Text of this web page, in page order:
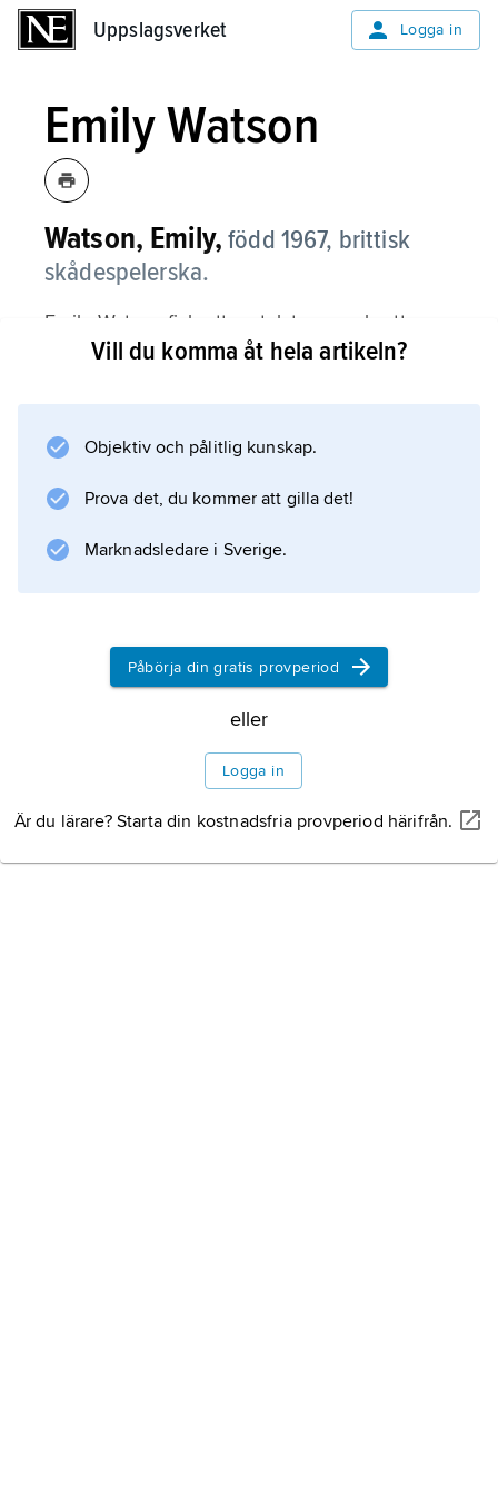
Uppslagsverket Logga in
Emily Watson
Watson, Emily, född 1967, brittisk
skådespelerska.
Emily Watson fick ett omtalat genombrott
1996 som den naivt troende kärleksmartyren
för de mest skiftande genrer, till exempel
Jackie” (1998), ”Oranges and Sunshine”
Information om artikeln
Vill du komma åt hela artikeln?
Objektiv och pålitlig kunskap.
Prova det, du kommer att gilla det!
Marknadsledare i Sverige.
Påbörja din gratis provperiod
eller
Logga in
Är du lärare? Starta din kostnadsfria provperiod härifrån.